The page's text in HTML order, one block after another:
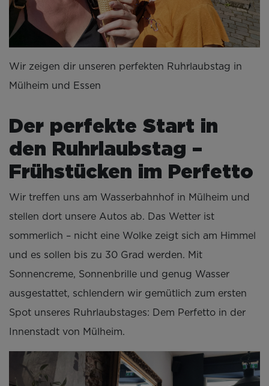
Wir zeigen dir unseren perfekten Ruhrlaubstag in
Mülheim und Essen
Der perfekte Start in
den Ruhrlaubstag –
Frühstücken im Perfetto
Wir treffen uns am Wasserbahnhof in Mülheim und
stellen dort unsere Autos ab. Das Wetter ist
sommerlich – nicht eine Wolke zeigt sich am Himmel
und es sollen bis zu 30 Grad werden. Mit
Sonnencreme, Sonnenbrille und genug Wasser
ausgestattet, schlendern wir gemütlich zum ersten
Spot unseres Ruhrlaubstages: Dem Perfetto in der
Innenstadt von Mülheim.